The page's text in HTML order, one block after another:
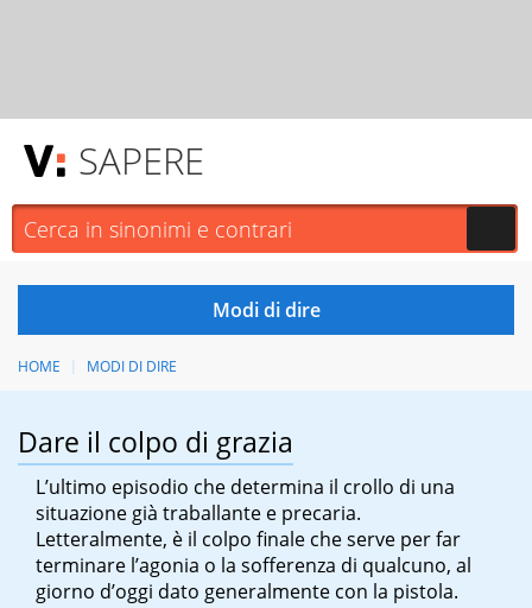
SAPERE
HOME MODI DI DIRE
Dare il colpo di grazia
L’ultimo episodio che determina il crollo di una
situazione già traballante e precaria.
Letteralmente, è il colpo finale che serve per far
terminare l’agonia o la sofferenza di qualcuno, al
giorno d’oggi dato generalmente con la pistola.